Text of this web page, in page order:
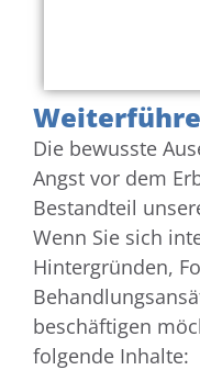
Die bewusste
Angst vor dem
Bestandteil
Wenn Sie sich
Hintergründen,
beschäftigen
folgende Inhalte: